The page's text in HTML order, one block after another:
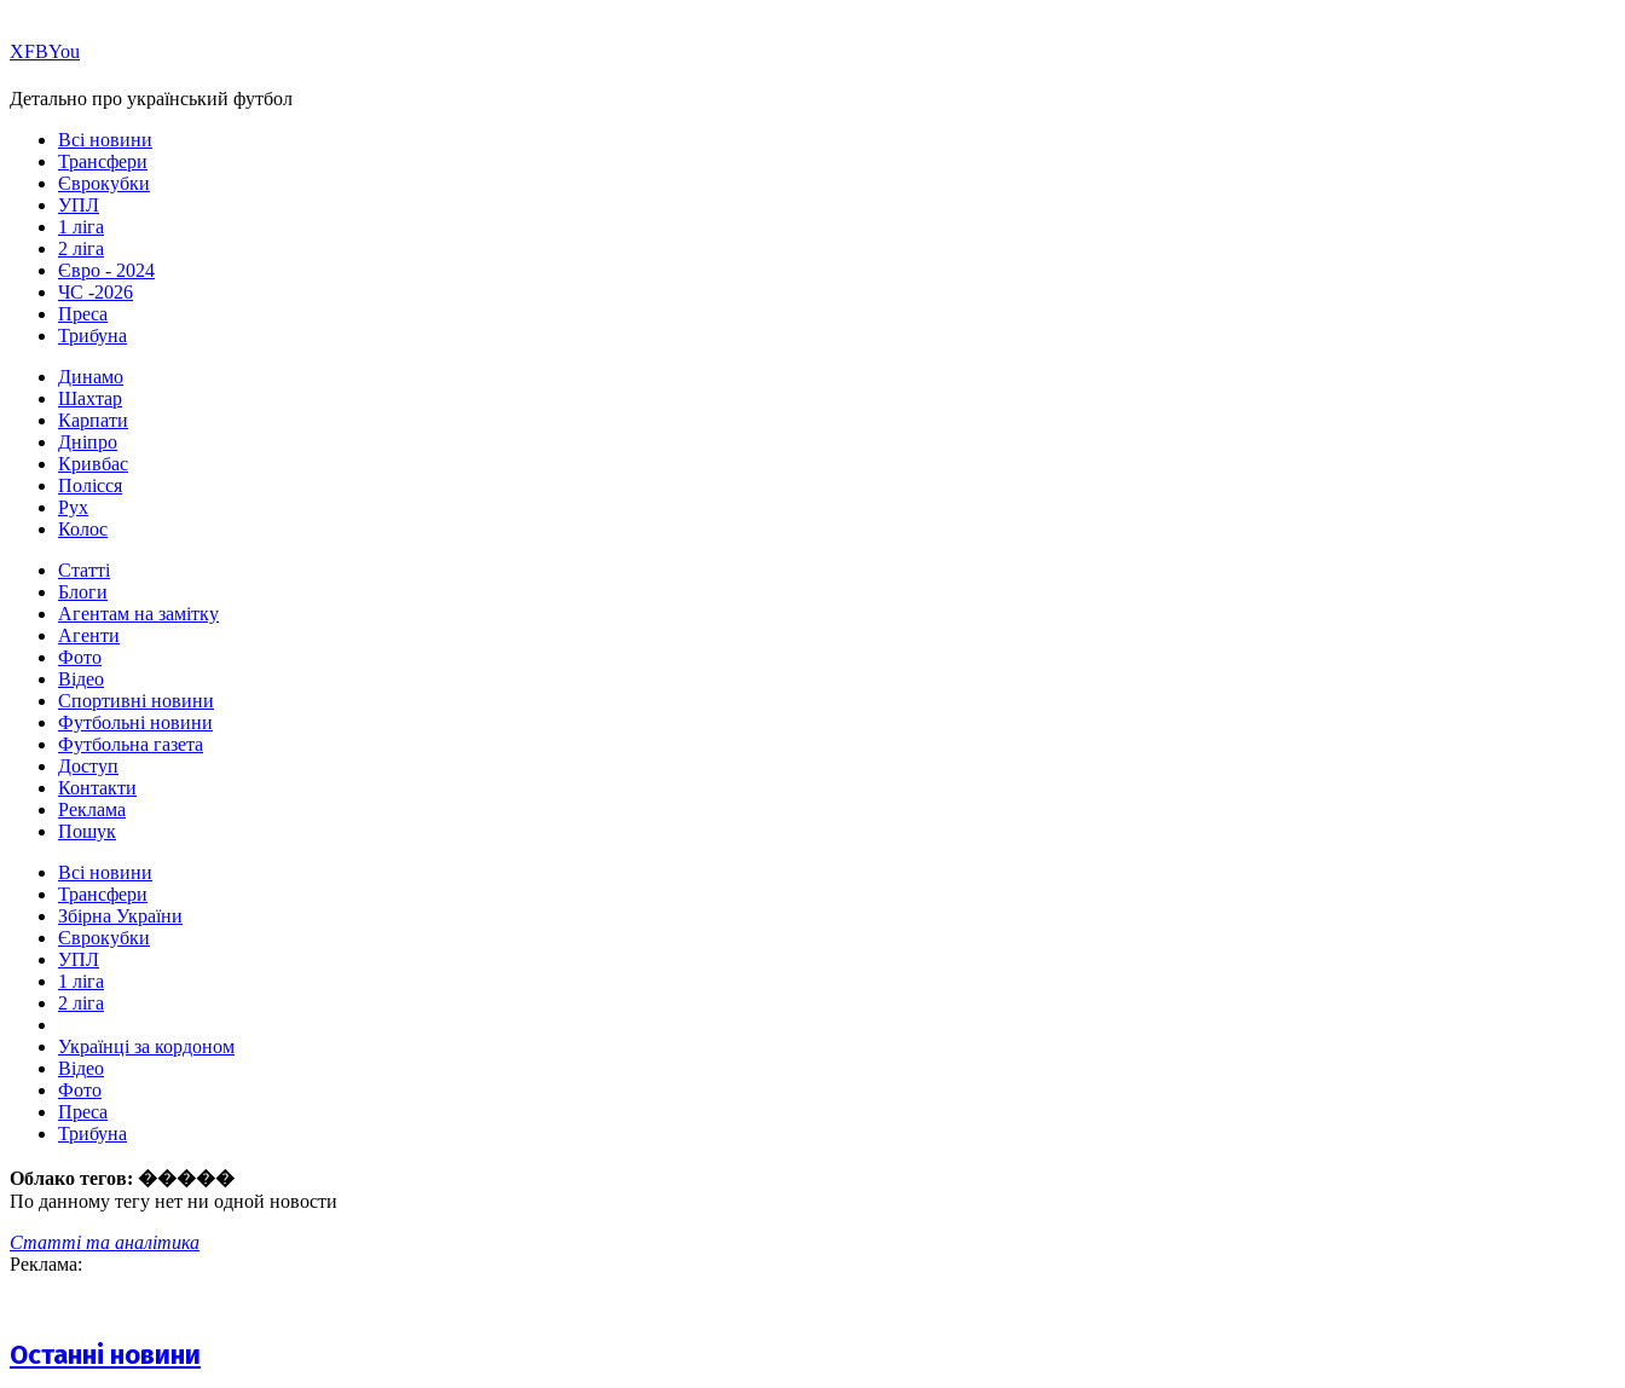
ХFBYou
Детально про український футбол
Всі новини
Трансфери
Єврокубки
УПЛ
1 ліга
2 ліга
Євро - 2024
ЧС -2026
Преса
Трибуна
Динамо
Шахтар
Карпати
Дніпро
Кривбас
Полісся
Рух
Колос
Статті
Блоги
Агентам на замітку
Агенти
Фото
Відео
Спортивні новини
Футбольні новини
Футбольна газета
Доступ
Контакти
Реклама
Пошук
Всі новини
Трансфери
Збірна України
Єврокубки
УПЛ
1 ліга
2 ліга
Українці за кордоном
Відео
Фото
Преса
Трибуна
Облако тегов: �����
По данному тегу нет ни одной новости
Статті та аналітика
Реклама:
Останні новини